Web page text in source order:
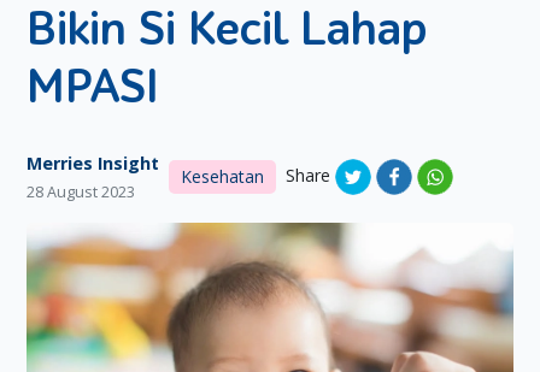
Bikin Si Kecil Lahap
MPASI
Merries Insight
28 August 2023
Kesehatan Share